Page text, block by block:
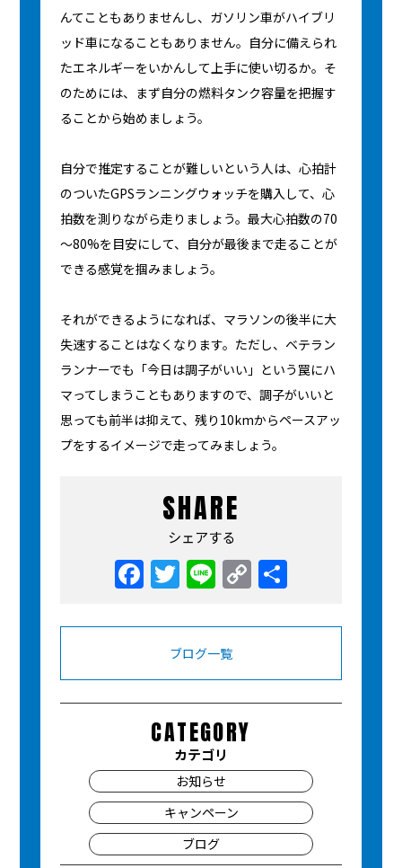
んてこともありませんし、ガソリン車がハイブリ
ッド車になることもありません。自分に備えられ
たエネルギーをいかんして上手に使い切るか。そ
のためには、まず自分の燃料タンク容量を把握す
ることから始めましょう。
自分で推定することが難しいという人は、心拍計
のついたGPSランニングウォッチを購入して、心
拍数を測りながら走りましょう。最大心拍数の70
〜80%を目安にして、自分が最後まで走ることが
できる感覚を掴みましょう。
それができるようになれば、マラソンの後半に大
失速することはなくなります。ただし、ベテラン
ランナーでも「今日は調子がいい」という罠にハ
マってしまうこともありますので、調子がいいと
思っても前半は抑えて、残り10kmからペースアッ
プをするイメージで走ってみましょう。
SHARE
シェアする
Facebook
Twitter
LineCopy
ブログ一覧
CATEGORY
カテゴリ
お知らせ
キャンペーン
ブログ